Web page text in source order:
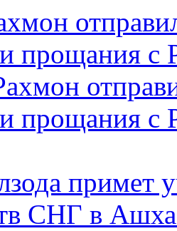
прощания с
примет
СНГ в